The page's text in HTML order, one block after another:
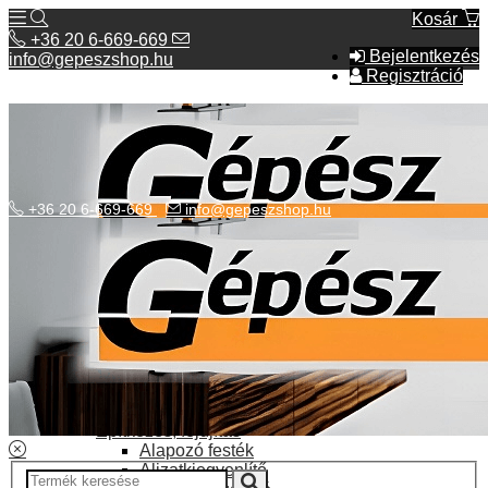
Kosár
Bejelentkezés
Regisztráció
+36 20 6-669-669
info@gepeszshop.hu
Kategóriák menü
Bolhapiac
Elektromos fűtés
Építkezés, fejújítás
Alapozó festék
Aljzatkiegyenlítő
+36 20 6-669-669 info@gepeszshop.hu